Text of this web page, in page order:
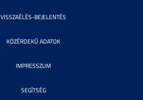
VISSZAÉLÉS-BEJELENTÉS
KÖZÉRDEKŰ ADATOK
IMPRESSZUM
SEGÍTSÉG